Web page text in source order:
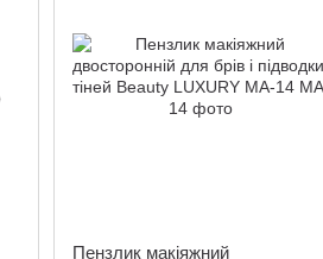
Пензлик макіяжний